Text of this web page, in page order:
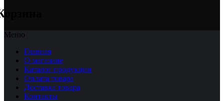
Меню
Главная
О магазине
Каталог продукции
Оплата товара
Доставка товара
Контакты